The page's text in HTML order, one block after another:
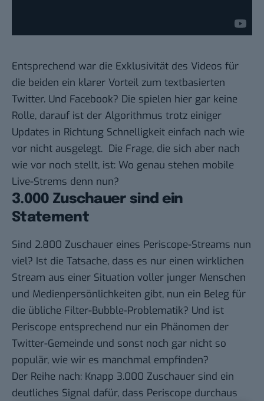
Entsprechend war die Exklusivität des Videos für
die beiden ein klarer Vorteil zum textbasierten
Twitter. Und Facebook? Die spielen hier gar keine
Rolle, darauf ist der Algorithmus trotz einiger
Updates in Richtung Schnelligkeit einfach nach wie
vor nicht ausgelegt. Die Frage, die sich aber nach
wie vor noch stellt, ist: Wo genau stehen mobile
Live-Strems denn nun?
3.000 Zuschauer sind ein
Statement
Sind 2.800 Zuschauer eines Periscope-Streams nun
viel? Ist die Tatsache, dass es nur einen wirklichen
Stream aus einer Situation voller junger Menschen
und Medienpersönlichkeiten gibt, nun ein Beleg für
die übliche Filter-Bubble-Problematik? Und ist
Periscope entsprechend nur ein Phänomen der
Twitter-Gemeinde und sonst noch gar nicht so
populär, wie wir es manchmal empfinden?
Der Reihe nach: Knapp 3.000 Zuschauer sind ein
deutliches Signal dafür, dass Periscope durchaus